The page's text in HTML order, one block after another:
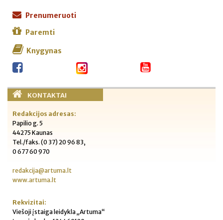
Prenumeruoti
Paremti
Knygynas
KONTAKTAI
Redakcijos adresas:
Papilio g. 5
44275 Kaunas
Tel./faks. (0 37) 20 96 83,
0 677 60 970
redakcija@artuma.lt
www.artuma.lt
Rekvizitai:
Viešoji įstaiga leidykla „Artuma“